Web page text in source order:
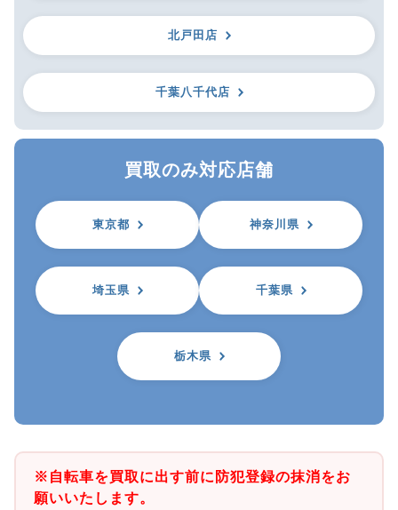
北戸田店
千葉八千代店
買取のみ対応店舗
東京都 神奈川県
埼玉県 千葉県
栃木県
※自転車を買取に出す前に防犯登録の抹消をお
願いいたします。